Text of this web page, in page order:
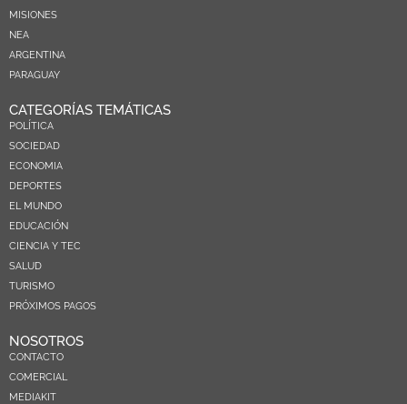
MISIONES
NEA
ARGENTINA
PARAGUAY
CATEGORÍAS TEMÁTICAS
POLÍTICA
SOCIEDAD
ECONOMIA
DEPORTES
EL MUNDO
EDUCACIÓN
CIENCIA Y TEC
SALUD
TURISMO
PRÓXIMOS PAGOS
NOSOTROS
CONTACTO
COMERCIAL
MEDIAKIT